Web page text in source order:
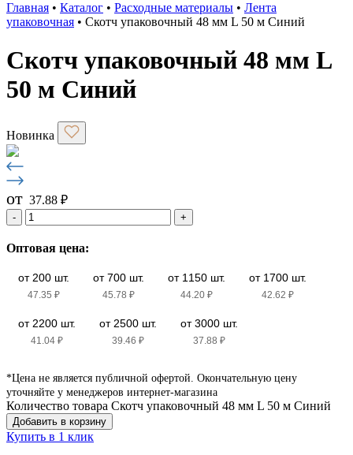
Главная • Каталог • Расходные материалы • Лента
упаковочная • Скотч упаковочный 48 мм L 50 м Синий
Скотч упаковочный 48 мм L
50 м Синий
Новинка
от 37.88 ₽
- +
Оптовая цена:
от 200 шт.
47.35 ₽
от 700 шт.
45.78 ₽
от 1150 шт.
44.20 ₽
от 1700 шт.
42.62 ₽
от 2200 шт.
41.04 ₽
от 2500 шт.
39.46 ₽
от 3000 шт.
37.88 ₽
*Цена не является публичной офертой. Окончательную цену
уточняйте у менеджеров интернет-магазина
Количество товара Скотч упаковочный 48 мм L 50 м Синий
Добавить в корзину
Купить в 1 клик